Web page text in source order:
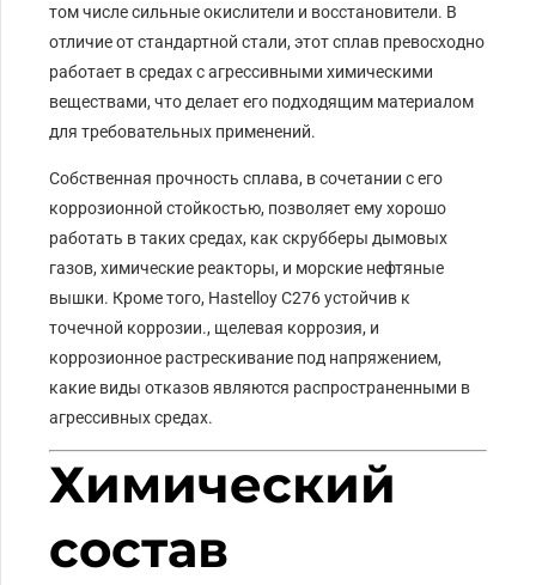
том числе сильные окислители и восстановители. В
отличие от стандартной стали, этот сплав превосходно
работает в средах с агрессивными химическими
веществами, что делает его подходящим материалом
для требовательных применений.
Собственная прочность сплава, в сочетании с его
коррозионной стойкостью, позволяет ему хорошо
работать в таких средах, как скрубберы дымовых
газов, химические реакторы, и морские нефтяные
вышки. Кроме того, Hastelloy C276 устойчив к
точечной коррозии., щелевая коррозия, и
коррозионное растрескивание под напряжением,
какие виды отказов являются распространенными в
агрессивных средах.
Химический
состав